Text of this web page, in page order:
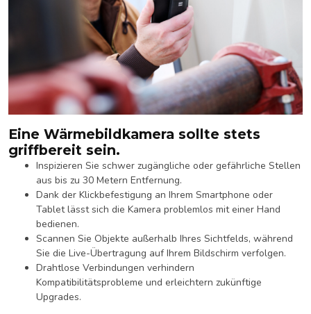
Eine Wärmebildkamera sollte stets
griffbereit sein.
Inspizieren Sie schwer zugängliche oder gefährliche Stellen
aus bis zu 30 Metern Entfernung.
Dank der Klickbefestigung an Ihrem Smartphone oder
Tablet lässt sich die Kamera problemlos mit einer Hand
bedienen.
Scannen Sie Objekte außerhalb Ihres Sichtfelds, während
Sie die Live-Übertragung auf Ihrem Bildschirm verfolgen.
Drahtlose Verbindungen verhindern
Kompatibilitätsprobleme und erleichtern zukünftige
Upgrades.